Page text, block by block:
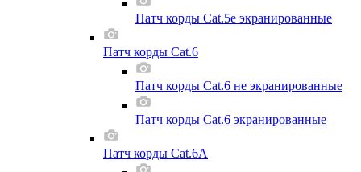
Патч корды Cat.5e экранированные
Патч корды Cat.6
Патч корды Cat.6 не экранированные
Патч корды Cat.6 экранированные
Патч корды Cat.6A